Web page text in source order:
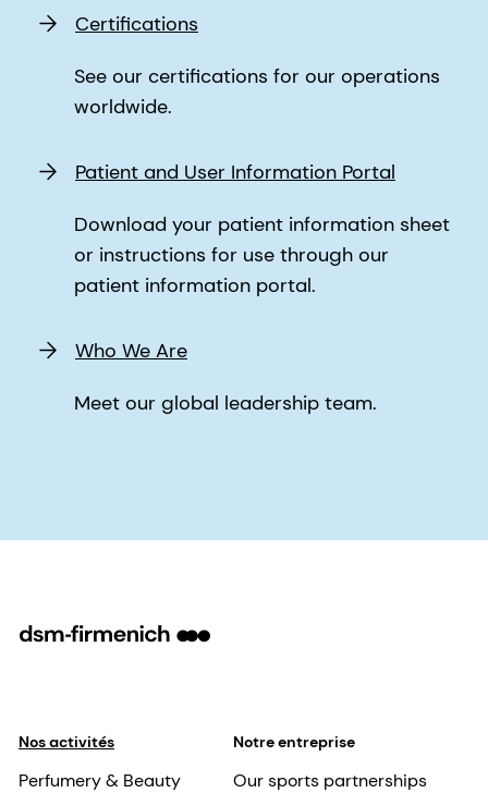
Certifications
See our certifications for our operations
worldwide.
Patient and User Information Portal
Download your patient information sheet
or instructions for use through our
patient information portal.
Who We Are
Meet our global leadership team.
Nos activités
Perfumery & Beauty
Notre entreprise
Our sports partnerships